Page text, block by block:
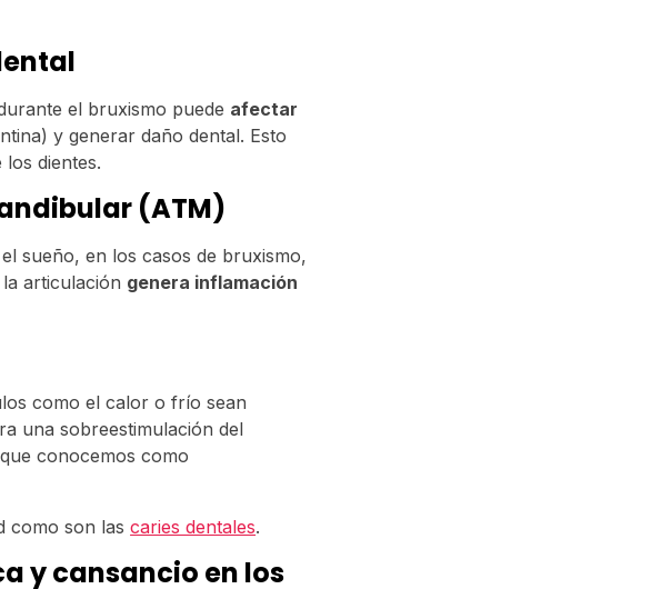
el bruxismo puede afectar
y generar daño dental. Esto
dientes.
(ATM)
sueño, en los casos de bruxismo,
articulación genera inflamación
como el calor o frío sean
una sobreestimulación del
conocemos como
como son lascaries dentales.
y cansancio en los